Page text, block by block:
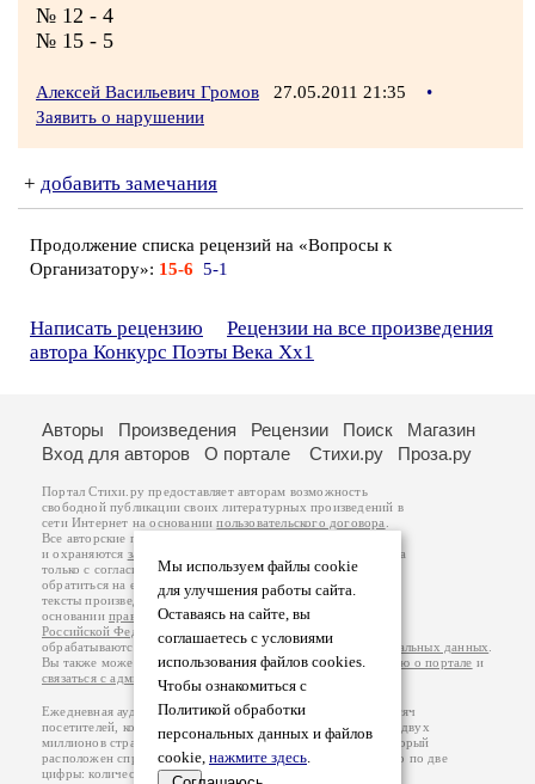
№ 12 - 4
№ 15 - 5
Алексей Васильевич Громов 27.05.2011 21:35
•
Заявить о нарушении
+ добавить замечания
Продолжение списка рецензий на «Вопросы к
Организатору»: 15-6 5-1
Написать рецензию
Рецензии на все произведения
автора Конкурс Поэты Века Хх1
Мы используем файлы cookie
для улучшения работы сайта.
Оставаясь на сайте, вы
соглашаетесь с условиями
использования файлов cookies.
Чтобы ознакомиться с
Политикой обработки
персональных данных и файлов
cookie, нажмите здесь.
Авторы Произведения Рецензии Поиск
Магазин
Вход для авторов
О портале Стихи.ру Проза.ру
Портал Стихи.ру предоставляет авторам возможность
свободной публикации своих литературных произведений в
сети Интернет на основаниипользовательского договора
Все авторские права на произведения принадлежат авторам
и охраняются законом
. Перепечатка произведений возможна
только с согласия его автора, к которому вы можете
обратиться на его авторской странице. Ответственность за
тексты произведений авторы несут самостоятельно на
основанииправил публикацииизаконодательства
Российской Федерации
обрабатываются на основанииПолитики обработки персональных данных
Вы также можете посмотреть более подробнуюинформацию о портале и
связаться с администрацией
Ежедневная аудитория портала Стихи.ру – порядка 200 тысяч
посетителей, которые в общей сумме просматривают более двух
миллионов страниц по данным счетчика посещаемости, который
расположен справа от этого текста. В каждой графе указано по две
цифры: количество просмотров и количество посетителей.